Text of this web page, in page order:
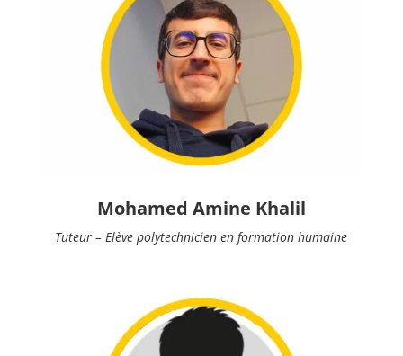
Mohamed Amine Khalil
Tuteur – Elève polytechnicien en formation humaine